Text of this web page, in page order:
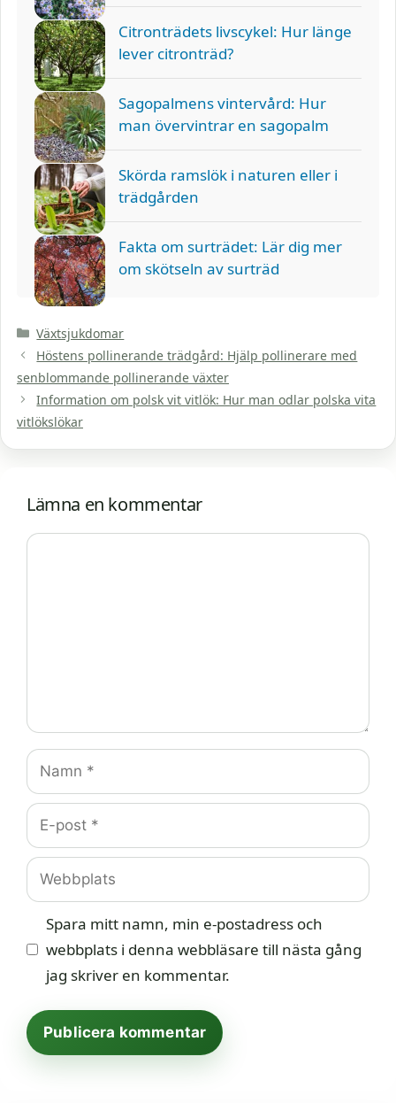
Citronträdets livscykel: Hur länge
lever citronträd?
Sagopalmens vintervård: Hur
man övervintrar en sagopalm
Skörda ramslök i naturen eller i
trädgården
Fakta om surträdet: Lär dig mer
om skötseln av surträd
Kategorier
Växtsjukdomar
Höstens pollinerande trädgård: Hjälp pollinerare med
senblommande pollinerande växter
Information om polsk vit vitlök: Hur man odlar polska vita
vitlökslökar
Lämna en kommentar
Kommentar
Namn
E-
post
Webbplats
Spara mitt namn, min e-postadress och
webbplats i denna webbläsare till nästa gång
jag skriver en kommentar.